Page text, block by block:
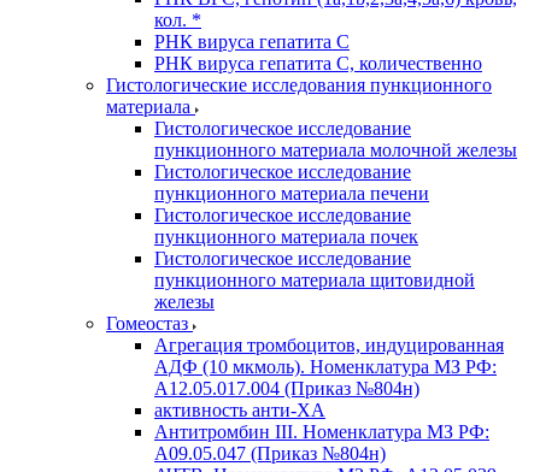
кол. *
РНК вируса гепатита C
РНК вируса гепатита C, количественно
Гистологические исследования пункционного
материала
Гистологическое исследование
пункционного материала молочной железы
Гистологическое исследование
пункционного материала печени
Гистологическое исследование
пункционного материала почек
Гистологическое исследование
пункционного материала щитовидной
железы
Гомеостаз
Агрегация тромбоцитов, индуцированная
АДФ (10 мкмоль). Номенклатура МЗ РФ:
A12.05.017.004 (Приказ №804н)
активность анти-ХА
Антитромбин III. Номенклатура МЗ РФ:
A09.05.047 (Приказ №804н)